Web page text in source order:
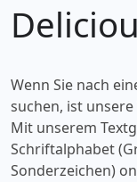
Wenn Sie nach
suchen, ist
Mit unserem
Schriftalphabet
Sonderzeichen)